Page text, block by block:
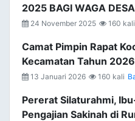
2025 BAGI WAGA
24 November 2025 160 kali
Camat Pimpin Rapat
Kecamatan Tahun 2026
13 Januari 2026 160 kali
Pererat Silaturahmi,
Pengajian Sakinah di